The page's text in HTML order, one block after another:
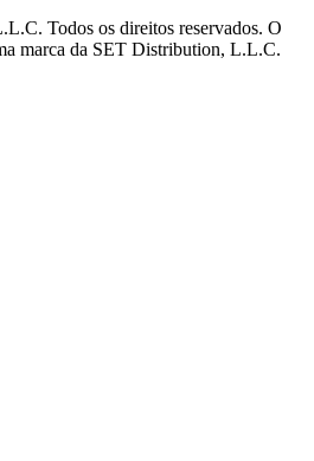
Todos os direitos reservados. O
marca da SET Distribution, L.L.C.